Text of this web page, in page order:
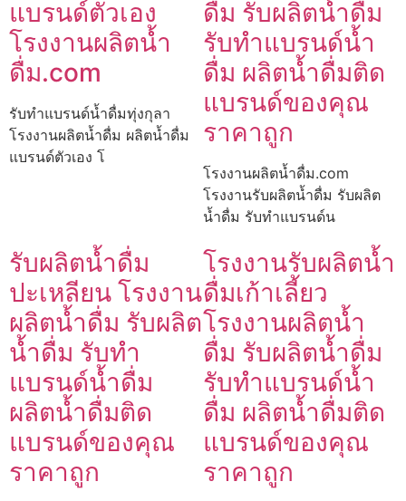
แบรนด์ตัวเอง
โรงงานผลิตน้ำ
ดื่ม.com
รับทำแบรนด์น้ำดื่มทุ่งกุลา
โรงงานผลิตน้ำดื่ม ผลิตน้ำดื่ม
แบรนด์ตัวเอง โ
ดื่ม รับผลิตน้ำดื่ม
รับทำแบรนด์น้ำ
ดื่ม ผลิตน้ำดื่มติด
แบรนด์ของคุณ
ราคาถูก
โรงงานผลิตน้ำดื่ม.com
โรงงานรับผลิตน้ำดื่ม รับผลิต
น้ำดื่ม รับทำแบรนด์น
รับผลิตน้ำดื่ม
ปะเหลียน โรงงาน
ผลิตน้ำดื่ม รับผลิต
น้ำดื่ม รับทำ
แบรนด์น้ำดื่ม
ผลิตน้ำดื่มติด
แบรนด์ของคุณ
ราคาถูก
โรงงานรับผลิตน้ำ
ดื่มเก้าเลี้ยว
โรงงานผลิตน้ำ
ดื่ม รับผลิตน้ำดื่ม
รับทำแบรนด์น้ำ
ดื่ม ผลิตน้ำดื่มติด
แบรนด์ของคุณ
ราคาถูก